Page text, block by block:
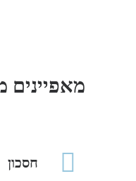
מאפיינים
חסכון